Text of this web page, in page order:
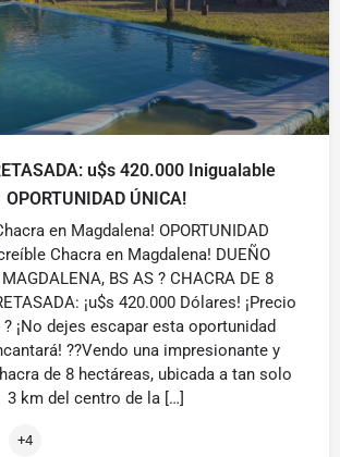
u$s 420.000 Inigualable
OPORTUNIDAD ÚNICA!
en Magdalena! OPORTUNIDAD
Chacra en Magdalena! DUEÑO
BS AS ? CHACRA DE 8
¡u$s 420.000 Dólares! ¡Precio
¡No dejes escapar esta oportunidad
??Vendo una impresionante y
de 8 hectáreas, ubicada a tan solo
3 km del centro de la […]
+4